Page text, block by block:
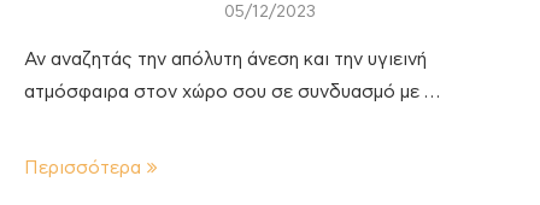
05/12/2023
Αν αναζητάς την απόλυτη άνεση και την υγιεινή
ατμόσφαιρα στον χώρο σου σε συνδυασμό με …
Περισσότερα